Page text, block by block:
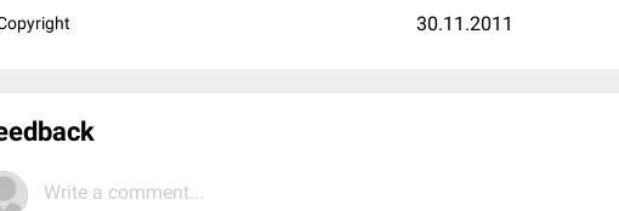
30.11.2011
Write a comment...